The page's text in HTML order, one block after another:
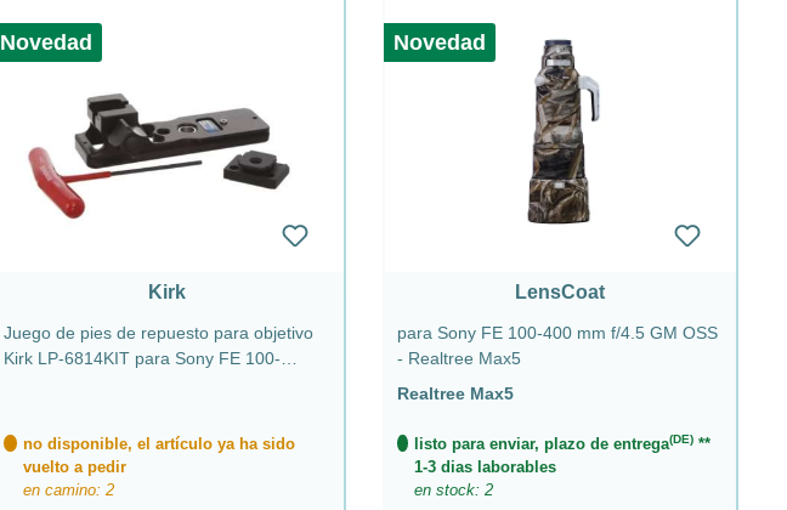
Novedad
Kirk
Juego de pies de repuesto para objetivo
Kirk LP-6814KIT para Sony FE 100-
no disponible, el artículo ya ha sido
vuelto a pedir
en camino: 2
Novedad
LensCoat
para Sony FE 100-400 mm f/4.5 GM OSS
- Realtree Max5
Realtree Max5
listo para enviar, plazo de entrega(DE) **
1-3 dias laborables
en stock: 2